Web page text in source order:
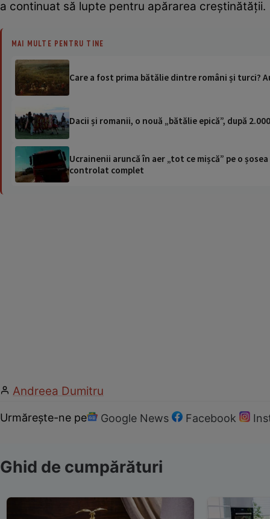
a continuat să lupte pentru apărarea creștinătății.
MAI MULTE PENTRU TINE
Care a fost prima bătălie dintre români și turci?
Dacii și romanii, o nouă „bătălie epică”, după
Ucrainenii aruncă în aer „tot ce mișcă” pe o
controlat complet
Andreea Dumitru
Urmărește-ne pe Google News Facebook
Ghid de cumpărături